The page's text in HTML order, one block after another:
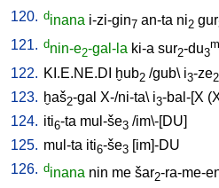
120. dinana i-zi-gin7 an-ta ni2 gur
121. dnin-e2-gal-la ki-a sur2-du3
122. KI.E.NE.DI ḫub2 /gub\ i3-ze2
123. ḫaš2-gal X-/ni-ta\ i3-bal-[X
124. iti6-ta mul-še3 /im\-[DU]
125. mul-ta iti6-še3 [im]-DU
126. dinana nin me šar2-ra-me-